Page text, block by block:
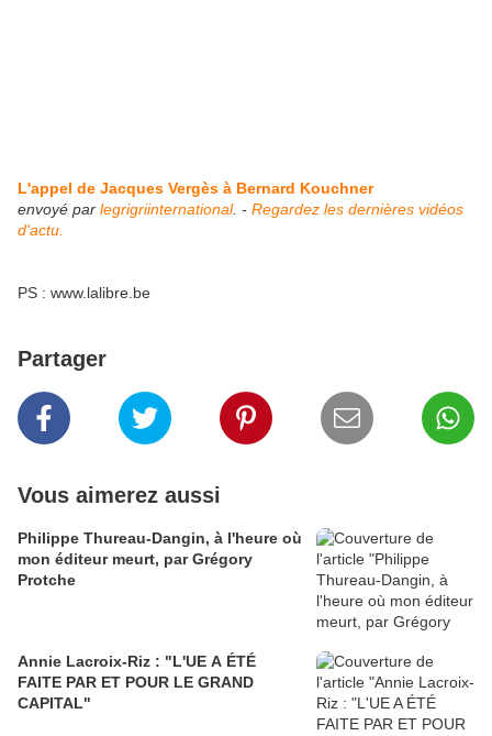
L'appel de Jacques Vergès à Bernard Kouchner
envoyé par legrigriinternational. - Regardez les dernières vidéos
d'actu.
PS : www.lalibre.be
Partager
Vous aimerez aussi
Philippe Thureau-Dangin, à l'heure où
mon éditeur meurt, par Grégory
Protche
Annie Lacroix-Riz : "L'UE A ÉTÉ
FAITE PAR ET POUR LE GRAND
CAPITAL"